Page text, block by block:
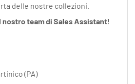
delle nostre collezioni.
nostro team di Sales Assistant!
(PA)